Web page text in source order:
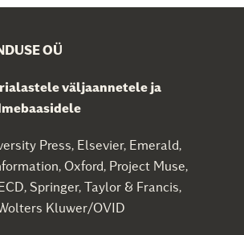
OÜ
väljaannetele ja
Press, Elsevier, Emerald,
Oxford, Project Muse,
Springer, Taylor & Francis,
Kluwer/OVID